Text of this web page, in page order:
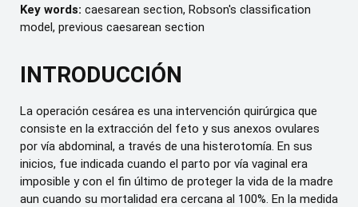
Key words: caesarean section, Robson's classification
model, previous caesarean section
INTRODUCCIÓN
La operación cesárea es una intervención quirúrgica que
consiste en la extracción del feto y sus anexos ovulares
por vía abdominal, a través de una histerotomía. En sus
inicios, fue indicada cuando el parto por vía vaginal era
imposible y con el fin último de proteger la vida de la madre
aun cuando su mortalidad era cercana al 100%. En la medida